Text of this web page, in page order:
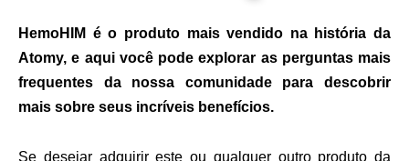
HemoHIM é o produto mais vendido na história da
Atomy, e aqui você pode explorar as perguntas mais
frequentes da nossa comunidade para descobrir
mais sobre seus incríveis benefícios.
Se desejar adquirir este ou qualquer outro produto da